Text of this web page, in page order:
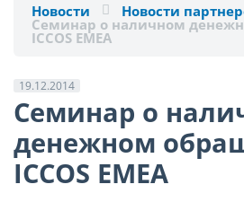
Новости Новости
Семинар о наличном
ICCOS EMEA
19.12.2014
Семинар о
денежном
ICCOS EMEA